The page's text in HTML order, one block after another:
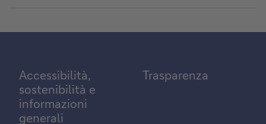
Accessibilità,
sostenibilità e
informazioni
generali
Trasparenza